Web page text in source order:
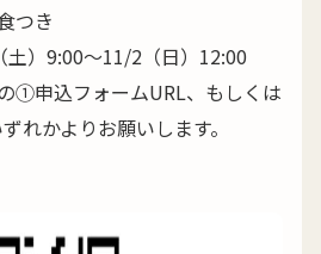
つき
土）9:00～11/2（日）12:00
①申込フォームURL、もしくは
れかよりお願いします。